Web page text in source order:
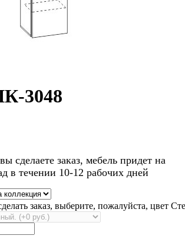
3048
сделаете заказ, мебель придет на
в течении 10-12 рабочих дней
заказ, выберите, пожалуйста, цвет